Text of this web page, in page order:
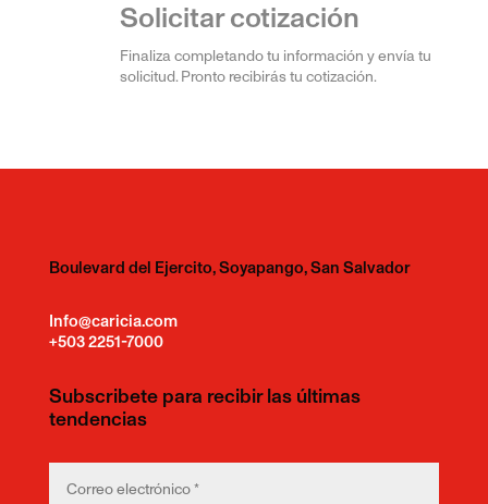
Solicitar cotización
Finaliza completando tu información y envía tu
solicitud. Pronto recibirás tu cotización.
Boulevard del Ejercito, Soyapango, San Salvador
Info@caricia.com
+503 2251-7000
Subscribete para recibir las últimas
tendencias